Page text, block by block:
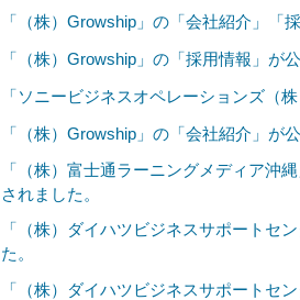
「（株）Growship」の「会社紹介」「
「（株）Growship」の「採用情報」が
「ソニービジネスオペレーションズ（
「（株）Growship」の「会社紹介」が
「（株）富士通ラーニングメディア沖
されました。
「（株）ダイハツビジネスサポートセ
た。
「（株）ダイハツビジネスサポートセ